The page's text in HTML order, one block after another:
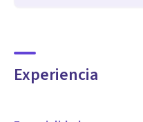
Experiencia